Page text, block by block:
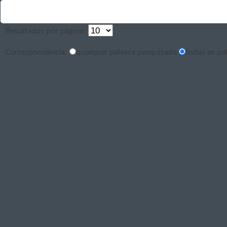
Resultados por página:
Correspondência: qualquer palavra pesquisada todas as